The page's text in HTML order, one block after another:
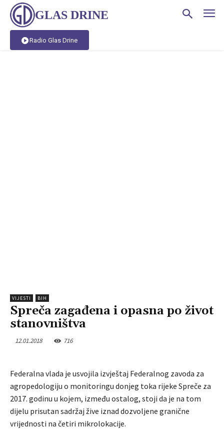
GLAS DRINE
Radio Glas Drine
VIJESTI BIH
Spreča zagađena i opasna po život
stanovništva
12.01.2018 716
Federalna vlada je usvojila izvještaj Federalnog zavoda za
agropedologiju o monitoringu donjeg toka rijeke Spreče za
2017. godinu u kojem, između ostalog, stoji da je na tom
dijelu prisutan sadržaj žive iznad dozvoljene granične
vrijednosti na četiri mikrolokacije.